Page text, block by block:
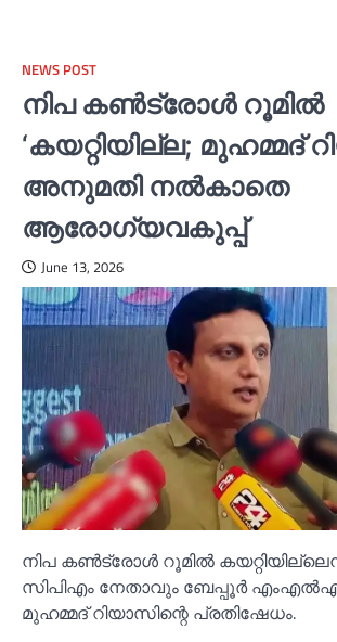
NEWS POST
നിപ കണ്‍ട്രോള്‍ റൂമില്‍
‘കയറ്റിയില്ല; മുഹമ്മദ്
അനുമതി നല്‍കാതെ
ആരോഗ്യവകുപ്പ്
June 13, 2026
നിപ കണ്‍ട്രോള്‍ റൂമില്‍
സിപിഎം നേതാവും ബേപ്പൂര്‍
മുഹമ്മദ് റിയാസിന്റെ പ്രതിഷേധം.